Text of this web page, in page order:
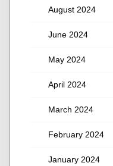
August 2024
June 2024
May 2024
April 2024
March 2024
February 2024
January 2024